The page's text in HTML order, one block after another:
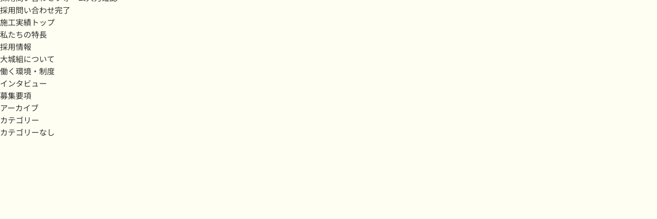
採用問い合わせ完了
施工実績トップ
私たちの特長
採用情報
大城組について
働く環境・制度
インタビュー
募集要項
アーカイブ
カテゴリー
カテゴリーなし